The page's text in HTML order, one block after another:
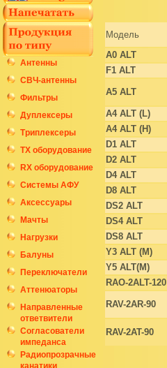
Антенны
СВЧ-антенны
Фильтры
Дуплексеры
Триплексеры
ТХ оборудование
RX оборудование
Системы АФУ
Аксессуары
Мачты
Нагрузки
Балуны
Переключатели
Аттенюаторы
Направленные
ответвители
Согласователи
импеданса
Радиопрозрачные
канатики
Модель
A0 ALT
F1 ALT
A5 ALT
A4 ALT (L)
A4 ALT (H)
D1 ALT
D2 ALT
D4 ALT
D8 ALT
DS2 ALT
DS4 ALT
DS8 ALT
Y3 ALT (M)
Y5 ALT(M)
RAO-2ALT-120
RAV-2AR-90
RAV-2AT-90